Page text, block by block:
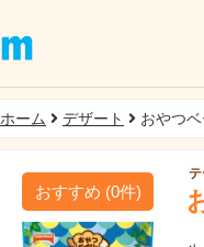
ホーム デザート おやつ
おすすめ (0件)
テ